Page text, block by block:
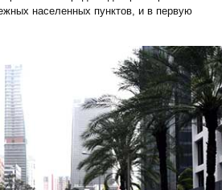
населенных пунктов, и в первую